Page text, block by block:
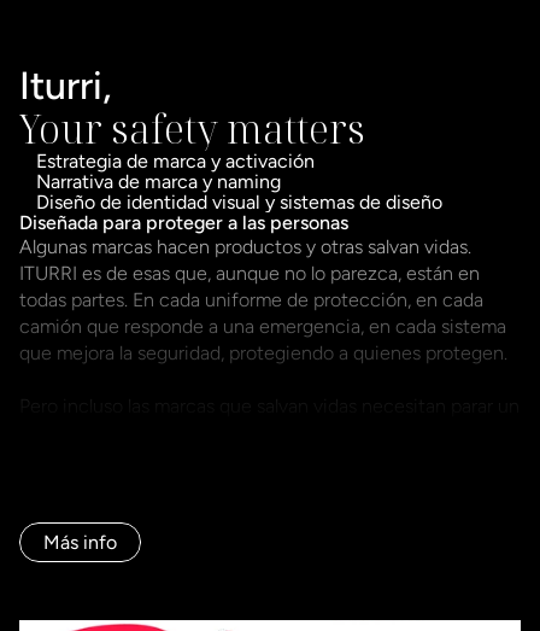
Iturri,
Your safety matters
Estrategia de marca y activación
Narrativa de marca y naming
Diseño de identidad visual y sistemas de diseño
Diseñada para proteger a las personas
Algunas marcas hacen productos y otras salvan vidas.
ITURRI es de esas que, aunque no lo parezca, están en
todas partes. En cada uniforme de protección, en cada
camión que responde a una emergencia, en cada sistema
que mejora la seguridad, protegiendo a quienes protegen.
respuesta a todo lo que era. Había crecido, pero su marca
no había crecido con ella.
Era el momento de reencontrarse con su esencia para
Más info